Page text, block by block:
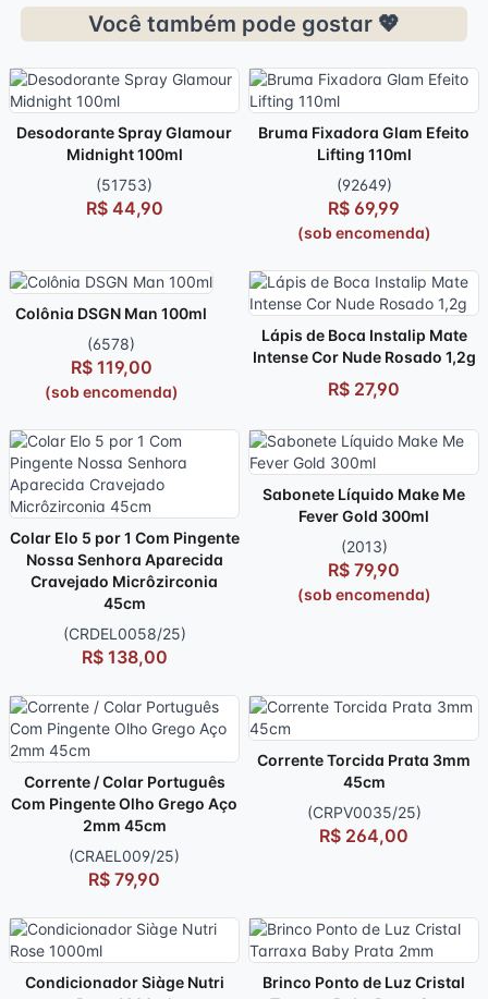
Você também pode gostar 💖
Desodorante Spray Glamour
Midnight 100ml
(51753)
R$ 44,90
Bruma Fixadora Glam Efeito
Lifting 110ml
(92649)
R$ 69,99
(sob encomenda)
Colônia DSGN Man 100ml
(6578)
R$ 119,00
(sob encomenda)
Lápis de Boca Instalip Mate
Intense Cor Nude Rosado 1,2g
R$ 27,90
Colar Elo 5 por 1 Com Pingente
Nossa Senhora Aparecida
Cravejado Micrôzirconia
45cm
(CRDEL0058/25)
R$ 138,00
Sabonete Líquido Make Me
Fever Gold 300ml
(2013)
R$ 79,90
(sob encomenda)
Corrente / Colar Português
Com Pingente Olho Grego Aço
2mm 45cm
(CRAEL009/25)
R$ 79,90
Corrente Torcida Prata 3mm
45cm
(CRPV0035/25)
R$ 264,00
Condicionador Siàge Nutri
Brinco Ponto de Luz Cristal